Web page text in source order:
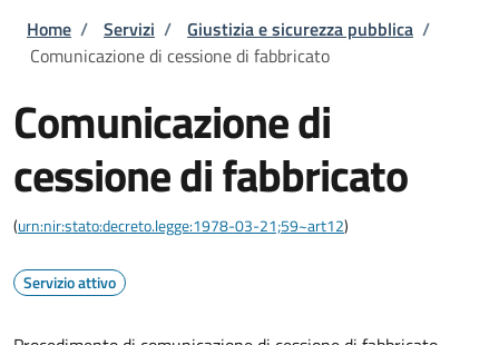
Briciole di pane
Home / Servizi / Giustizia e sicurezza pubblica /
Comunicazione di cessione di fabbricato
Comunicazione di
cessione di fabbricato
(urn:nir:stato:decreto.legge:1978-03-21;59~art12)
Servizio attivo